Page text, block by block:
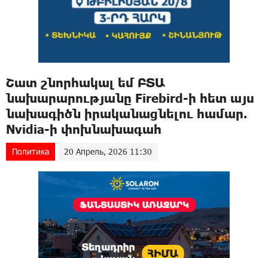
Շատ շնորհակալ եմ ԲՏԱ
նախարարությանը Firebird-ի հետ այս
նախագիծն իրականացնելու համար.
Nvidia-ի փոխնախագահ
Политика 20 Апрель, 2026 11:30